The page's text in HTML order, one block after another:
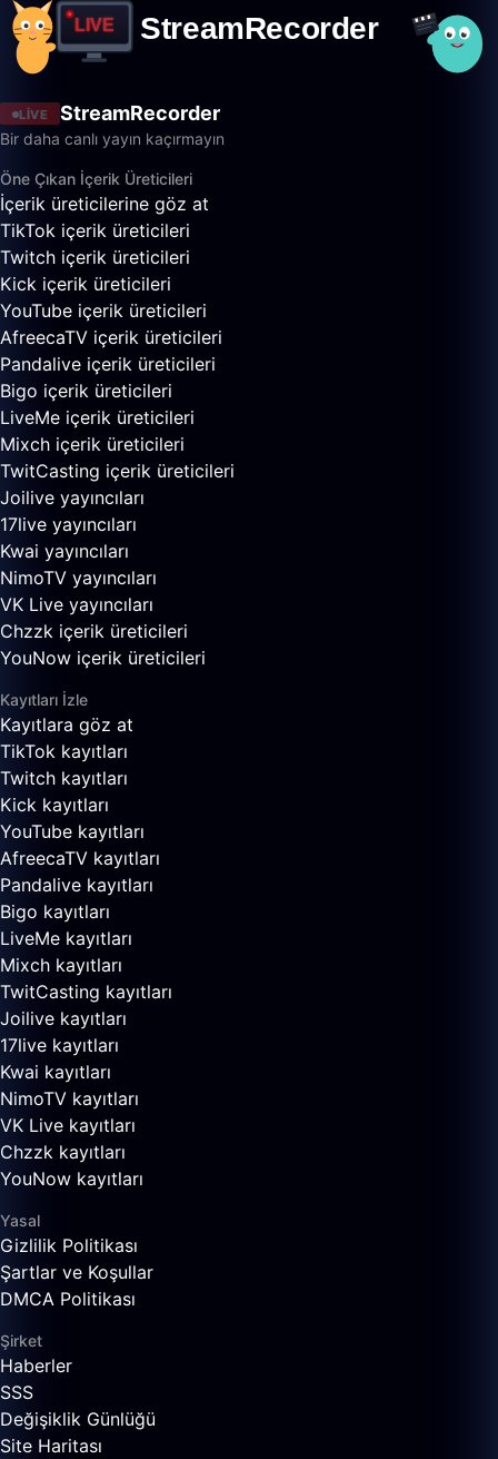
LIVE StreamRecorder
Bir daha canlı yayın kaçırmayın
Öne Çıkan İçerik Üreticileri
İçerik üreticilerine göz at
TikTok içerik üreticileri
Twitch içerik üreticileri
Kick içerik üreticileri
YouTube içerik üreticileri
AfreecaTV içerik üreticileri
Pandalive içerik üreticileri
Bigo içerik üreticileri
LiveMe içerik üreticileri
Mixch içerik üreticileri
TwitCasting içerik üreticileri
Joilive yayıncıları
17live yayıncıları
Kwai yayıncıları
NimoTV yayıncıları
VK Live yayıncıları
Chzzk içerik üreticileri
YouNow içerik üreticileri
Kayıtları İzle
Kayıtlara göz at
TikTok kayıtları
Twitch kayıtları
Kick kayıtları
YouTube kayıtları
AfreecaTV kayıtları
Pandalive kayıtları
Bigo kayıtları
LiveMe kayıtları
Mixch kayıtları
TwitCasting kayıtları
Joilive kayıtları
17live kayıtları
Kwai kayıtları
NimoTV kayıtları
VK Live kayıtları
Chzzk kayıtları
YouNow kayıtları
Yasal
Gizlilik Politikası
Şartlar ve Koşullar
DMCA Politikası
Şirket
Haberler
SSS
Değişiklik Günlüğü
Site Haritası